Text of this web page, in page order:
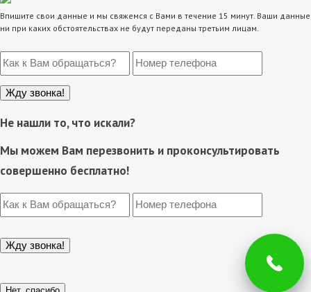
Впишите свои данные и мы свяжемся с Вами в течение 15 минут. Ваши данные
ни при каких обстоятельствах не будут переданы третьим лицам.
Не нашли то, что искали?
Мы можем Вам перезвонить и проконсультировать
совершенно бесплатно!